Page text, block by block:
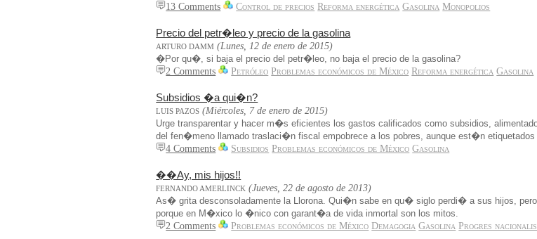
13 Comments
Control de precios Reforma energética Gasolina Monopolios
Precio del petr�leo y precio de la gasolina
ARTURO DAMM (Lunes, 12 de enero de 2015)
�Por qu�, si baja el precio del petr�leo, no baja el precio de la gasolina?
2 Comments
Petróleo Problemas económicos de México Reforma energética Gasolina
Subsidios �a qui�n?
LUIS PAZOS (Miércoles, 7 de enero de 2015)
Urge transparentar y hacer m�s eficientes los gastos calificados como subsidios,
del fen�meno llamado traslaci�n fiscal empobrece a los pobres, aunque est�n etiquetados
4 Comments
Subsidios Problemas económicos de México Gasolina
��Ay, mis hijos!!
FERNANDO AMERLINCK (Jueves, 22 de agosto de 2013)
As� grita desconsoladamente la Llorona. Qui�n sabe en qu� siglo perdi� a sus hijos,
porque en M�xico lo �nico con garant�a de vida inmortal son los mitos.
2 Comments
Problemas económicos de México Demagogia Gasolina Progres